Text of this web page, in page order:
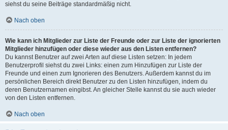
siehst du seine Beiträge standardmäßig nicht.
Nach oben
Wie kann ich Mitglieder zur Liste der Freunde oder zur Liste der ignorierten
Mitglieder hinzufügen oder diese wieder aus den Listen entfernen?
Du kannst Benutzer auf zwei Arten auf diese Listen setzen: In jedem
Benutzerprofil siehst du zwei Links: einen zum Hinzufügen zur Liste der
Freunde und einen zum Ignorieren des Benutzers. Außerdem kannst du im
persönlichen Bereich direkt Benutzer zu den Listen hinzufügen, indem du
deren Benutzernamen eingibst. An gleicher Stelle kannst du sie auch wieder
von den Listen entfernen.
Nach oben